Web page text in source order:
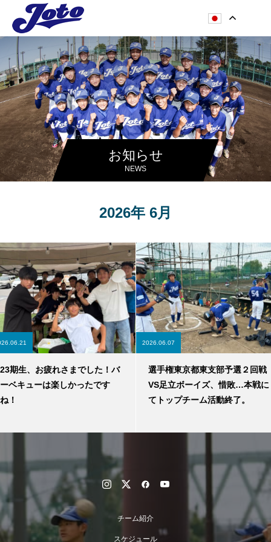
お知らせ
NEWS
2026年 6月
23期生、お疲れさまでした！バ
ーベキューは楽しかったです
ね！
2026.06.07
選手権東京都東支部予選２回戦
VS足立ボーイズ、惜敗…本戦に
てトップチーム活動終了。
チーム紹介
スケジュール